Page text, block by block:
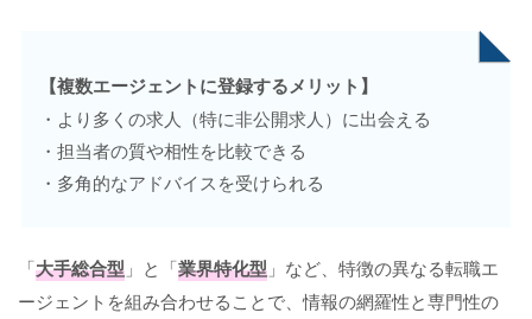
【複数エージェントに登録するメリット】
・より多くの求人（特に非公開求人）に出会える
・担当者の質や相性を比較できる
・多角的なアドバイスを受けられる
「大手総合型 」と「業界特化型 」など、特徴の異なる転職エ
ージェントを組み合わせることで、情報の網羅性と専門性の